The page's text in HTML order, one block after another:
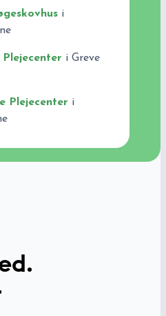
i
i Greve
Plejecenter i